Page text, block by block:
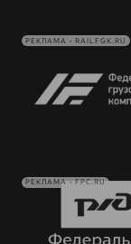
РЕКЛАМА • RAILFGK.RU
РЕКЛАМА • FPC.RU